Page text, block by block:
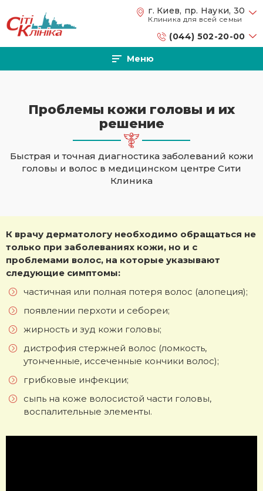
Перейти к основному содержанию г. Киев, пр. Науки, 30
Клиника для всей семьи
(044) 502-20-00
Меню
Проблемы кожи головы и их
решение
Быстрая и точная диагностика заболеваний кожи
головы и волос в медицинском центре Сити
Клиника
К врачу дерматологу необходимо обращаться не
только при заболеваниях кожи, но и с
проблемами волос, на которые указывают
следующие симптомы:
частичная или полная потеря волос (алопеция);
появлении перхоти и себореи;
жирность и зуд кожи головы;
дистрофия стержней волос (ломкость,
утонченные, иссеченные кончики волос);
грибковые инфекции;
сыпь на коже волосистой части головы,
воспалительные элементы.